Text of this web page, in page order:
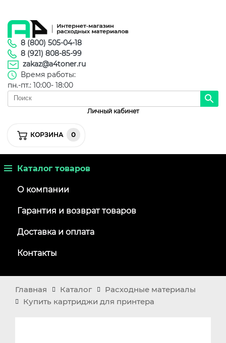
8 (800) 505-04-18
8 (921) 808-85-99
zakaz@a4toner.ru
Время работы:
пн.-пт.: 10:00- 18:00
Личный кабинет
КОРЗИНА 0
Каталог товаров
О компании
Гарантия и возврат товаров
Доставка и оплата
Контакты
Главная Каталог
Расходные материалы
Купить картриджи для принтера